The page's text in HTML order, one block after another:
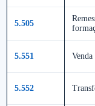
5.505
5.551
5.552